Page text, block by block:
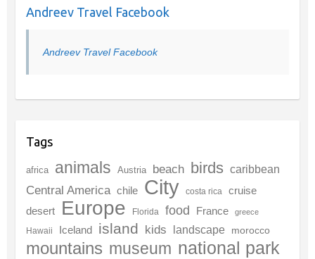
Andreev Travel Facebook
Andreev Travel Facebook
Tags
africa animals Austria beach birds caribbean
Central America chile City costa rica cruise
desert Europe Florida food France greece
Hawaii Iceland island kids landscape morocco
mountains museum national park